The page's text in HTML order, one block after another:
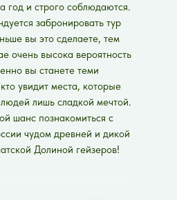
год и строго соблюдаются.
забронировать тур
вы это сделаете, тем
очень высока вероятность
вы станете теми
увидит места, которые
лишь сладкой мечтой.
шанс познакомиться с
чудом древней и дикой
Долиной гейзеров!